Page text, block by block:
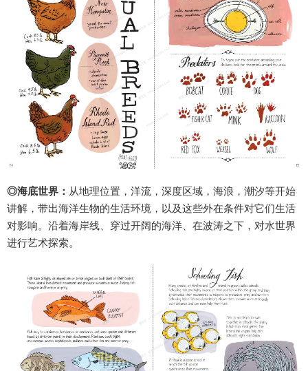
◎海底世界： 从地理位置，洋流，深度区域，海浪，潮汐等开始
讲解，带出海洋生物的生活环境，以及这些外在条件对它们生活
对影响。沿着海岸线、穿过开阔的海洋、在波涛之下，对水世界
进行艺术探索。